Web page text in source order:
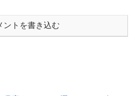
ントを書き込む